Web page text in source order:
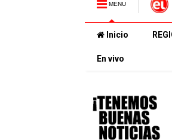
MENU
Inicio
En vivo